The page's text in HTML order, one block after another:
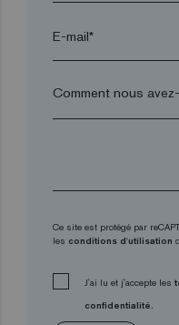
E-mail*
Ce site est protégé par
les conditions d'utilisation
J'ai lu et j'accepte les
confidentialité.